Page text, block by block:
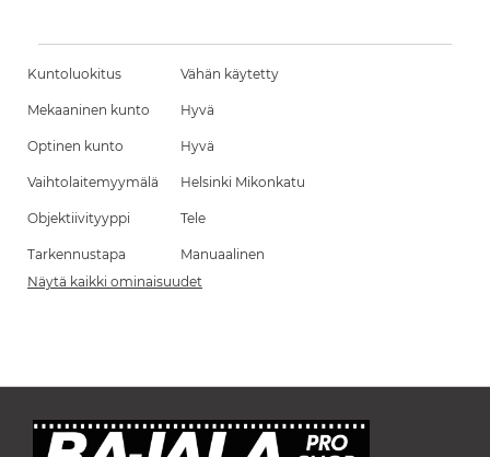
Kuntoluokitus Vähän käytetty
Mekaaninen kunto Hyvä
Optinen kunto Hyvä
Vaihtolaitemyymälä Helsinki Mikonkatu
Objektiivityyppi Tele
Tarkennustapa
Manuaalinen
Näytä kaikki ominaisuudet